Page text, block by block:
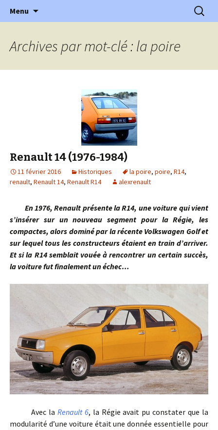
l'Automobile Ancienne
l'automobile ancienne : articles, historiques
…
Menu
Archives par mot-clé : la poire
Renault 14 (1976-1984)
11 février 2016 Historiques la poire, poire, R14,
renault, Renault 14, Renault R14 alexrenault
En 1976, Renault présente la R14, une voiture qui vient
s’insérer sur un nouveau segment pour la Régie, les
compactes, alors dominé par la récente Volkswagen Golf et
sur lequel tous les constructeurs étaient en train d’arriver.
Et si la R14 semblait vouée à rencontrer un certain succès,
la voiture fut finalement un échec…
Avec la Renault 6, la Régie avait pu constater que la
modularité d’une voiture était une donnée essentielle pour